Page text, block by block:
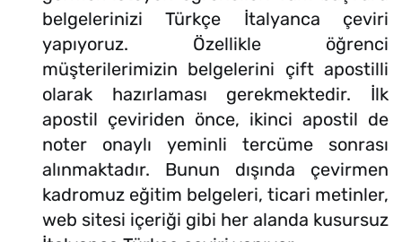
belgelerinizi Türkçe İtalyanca çeviri
yapıyoruz. Özellikle öğrenci
müşterilerimizin belgelerini çift apostilli
olarak hazırlaması gerekmektedir. İlk
apostil çeviriden önce, ikinci apostil de
noter onaylı yeminli tercüme sonrası
alınmaktadır. Bunun dışında çevirmen
kadromuz eğitim belgeleri, ticari metinler,
web sitesi içeriği gibi her alanda kusursuz